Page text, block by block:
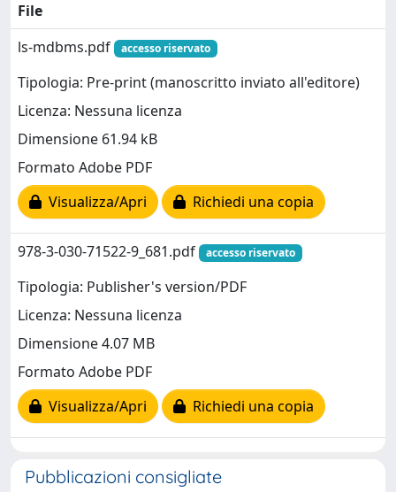
File
ls-mdbms.pdf
accesso riservato
Tipologia: Pre-print (manoscritto inviato all'editore)
Licenza: Nessuna licenza
Dimensione 61.94 kB
Formato Adobe PDF
Visualizza/Apri
Richiedi una copia
978-3-030-71522-9_681.pdf accesso riservato
Tipologia: Publisher's version/PDF
Licenza: Nessuna licenza
Dimensione 4.07 MB
Formato Adobe PDF
Visualizza/Apri
Richiedi una copia
Pubblicazioni consigliate